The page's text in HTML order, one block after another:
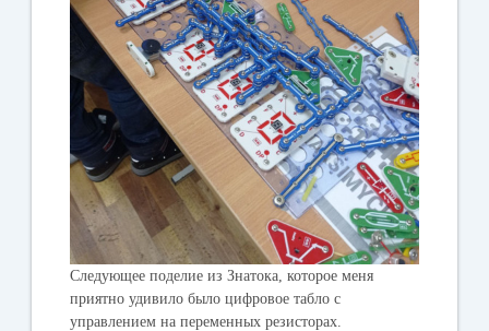
Следующее поделие из Знатока, которое меня
приятно удивило было цифровое табло с
управлением на переменных резисторах.